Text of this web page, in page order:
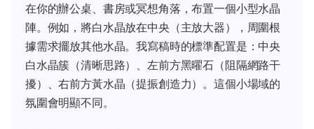
在你的辦公桌、書房或冥想角落，布置一個小型水晶
陣。例如，將白水晶放在中央（主放大器），周圍根
據需求擺放其他水晶。我寫稿時的標準配置是：中央
白水晶簇（清晰思路）、左前方黑曜石（阻隔網路干
擾）、右前方黃水晶（提振創造力）。這個小場域的
氛圍會明顯不同。